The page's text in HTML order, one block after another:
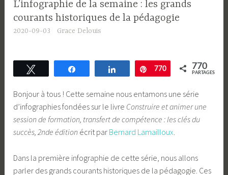
L’infographie de la semaine : les grands
courants historiques de la pédagogie
2020-09-03 Grace Delouis
Partagez Partagez Enregistrer
770 770
PARTAGES
Bonjour à tous ! Cette semaine nous entamons une série
d’infographies fondées sur le livre Construire et animer une
session de formation, transfert de compétence : les clés du
succès, 2nde édition écrit par Bernard Lamailloux.
Dans la première infographie de cette série, nous allons
parler des grands courants historiques de la pédagogie. Ces